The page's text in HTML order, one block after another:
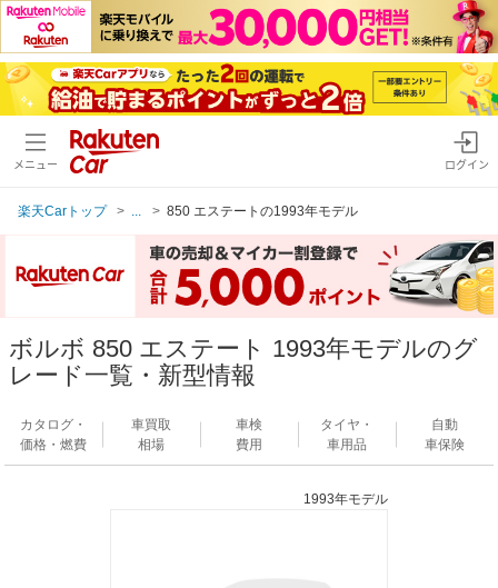
メニュー ログイン
楽天Carトップ 850 エステートの1993年モデル
ボルボ 850 エステート 1993年モデルのグ
レード一覧・新型情報
カタログ・
価格・燃費
車買取
相場
車検
費用
タイヤ・
車用品
自動
車保険
1993年モデル